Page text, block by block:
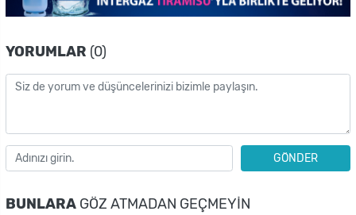
YORUMLAR (0)
GÖNDER
BUNLARA GÖZ ATMADAN GEÇMEYIN